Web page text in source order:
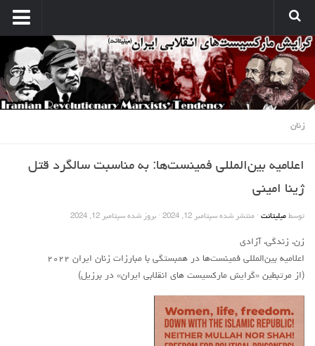
انتشارات
نشریه کارگر میلیتانت
نشر میلیتانت
صدای مارکسیستهای انقلابی
آرشیو مارکسیست ها در اینترنت
بین المللی
بحران امپریالیسم
نبرد کارگری
مسایل منطقه
آمریکای لاتین
زنان
اعلامیه بین‌المللی فمینست‌ها: به مناسبت سالگرد قتل
ژینا امینی
توسط میلیتانت · منتشر شده سپتامبر 12, 2024 · بروز شده سپتامبر 12, 2024
زن، زندگی، آزادی
اعلامیه بین‌المللی فمینست‌ها در همبستگی با مبارزات زنان ایران ۲۰۲۲
(از مرتبطین «گرایش مارکسیست های انقلابی ایران» در برزیل)